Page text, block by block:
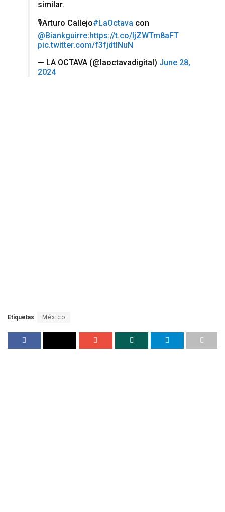
similar.
🎙️Arturo Callejo#LaOctava con
@Biankguirre:https://t.co/IjZWTm8aFT
pic.twitter.com/f3fjdtINuN
— LA OCTAVA (@laoctavadigital) June 28,
2024
Etiquetas México